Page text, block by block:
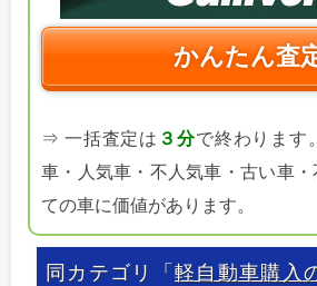
かんたん査
⇒ 一括査定は ３分で終わります
車・人気車・不人気車・古い車
ての車に価値があります。
同カテゴリ「 軽自動車購入